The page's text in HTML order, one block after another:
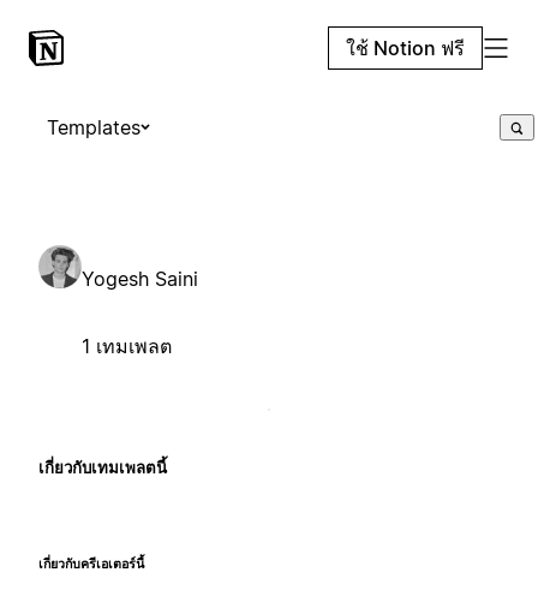
ใช้ Notion ฟรี
Templates
Yogesh Saini
1 เทมเพลต
เกี่ยวกับเทมเพลตนี้
เกี่ยวกับครีเอเตอร์นี้